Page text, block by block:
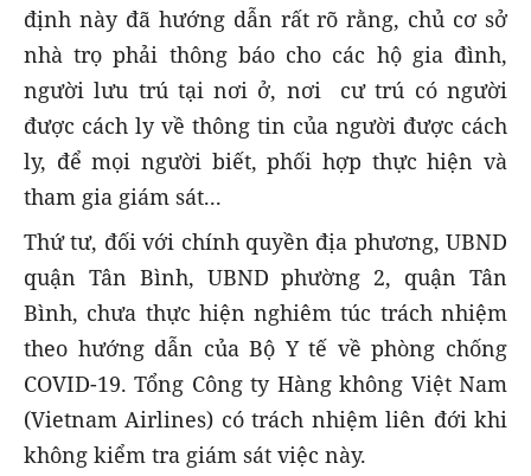
định này đã hướng dẫn rất rõ rằng, chủ cơ sở
nhà trọ phải thông báo cho các hộ gia đình,
người lưu trú tại nơi ở, nơi cư trú có người
được cách ly về thông tin của người được cách
ly, để mọi người biết, phối hợp thực hiện và
tham gia giám sát...
Thứ tư, đối với chính quyền địa phương, UBND
quận Tân Bình, UBND phường 2, quận Tân
Bình, chưa thực hiện nghiêm túc trách nhiệm
theo hướng dẫn của Bộ Y tế về phòng chống
COVID-19. Tổng Công ty Hàng không Việt Nam
(Vietnam Airlines) có trách nhiệm liên đới khi
không kiểm tra giám sát việc này.